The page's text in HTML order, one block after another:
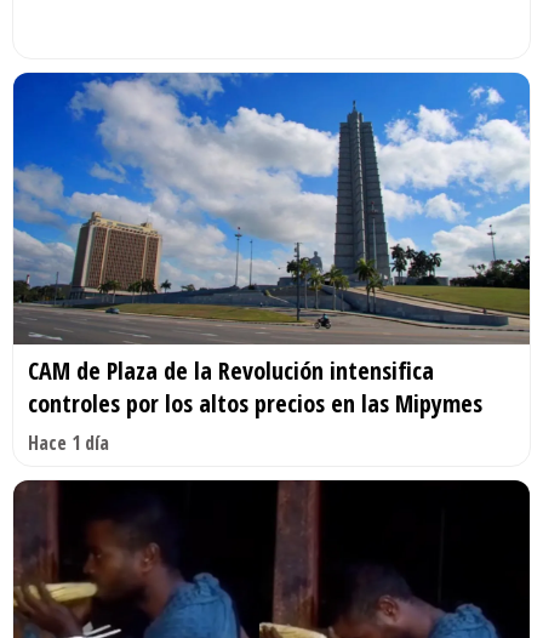
CAM de Plaza de la Revolución intensifica
controles por los altos precios en las Mipymes
Hace 1 día